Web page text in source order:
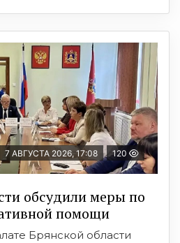
7 АВГУСТА 2026, 17:08 120
обсудили меры по
помощи
Брянской области